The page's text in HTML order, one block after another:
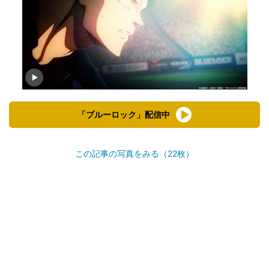
「ブルーロック」配信中
この記事の写真をみる（22枚）